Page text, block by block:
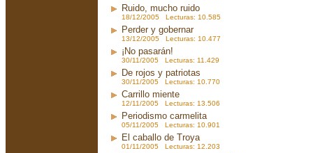
Ruido, mucho ruido
18/12/2005 Lecturas: 10.585
Perder y gobernar
13/12/2005 Lecturas: 10.477
¡No pasarán!
30/11/2005 Lecturas: 11.429
De rojos y patriotas
30/11/2005 Lecturas: 10.770
Carrillo miente
12/11/2005 Lecturas: 13.506
Periodismo carmelita
05/11/2005 Lecturas: 10.901
El caballo de Troya
01/11/2005 Lecturas: 12.203